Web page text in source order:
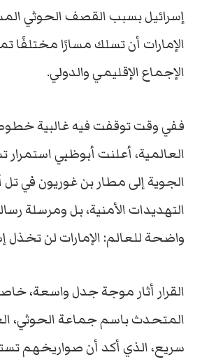
إسرائيلبسببالقصفالحوثي
الإماراتأنتسلك مسارًامختلفًا
الإجماعالإقليميوالدولي.
ففيوقتتوقفتفيهغالبية
العالمية،أعلنتأبوظبياستمرار
الجويةإلىمطار بنغوريونفيتل
التهديداتالأمنية،بلومرسلة
واضحةللعالم: الإماراتلنتخذل
القرار أثار موجةجدلواسعة،
المتحدثباسمجماعةالحوثي،
سريع،الذيأكدأنصواريخهم